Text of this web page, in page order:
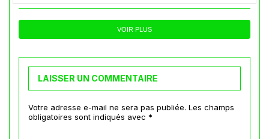
VOIR PLUS
LAISSER UN COMMENTAIRE
Votre adresse e-mail ne sera pas publiée. Les champs
obligatoires sont indiqués avec *